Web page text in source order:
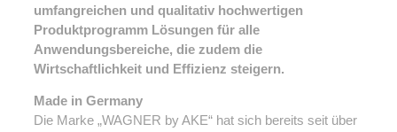
umfangreichen und qualitativ hochwertigen
Produktprogramm Lösungen für alle
Anwendungsbereiche, die zudem die
Wirtschaftlichkeit und Effizienz steigern.
Made in Germany
Die Marke „WAGNER by AKE“ hat sich bereits seit über